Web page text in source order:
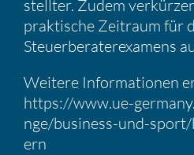
stellter. Zudem
prak­ti­sche Zeitraum für
Steuer­be­ra­ter­ex­amens
Weitere Infor­ma­tionen
https://​www​.ue​-
n​g​e​/​b​u​s​i​n​e​s​s​-​u​n​d​-​
ern